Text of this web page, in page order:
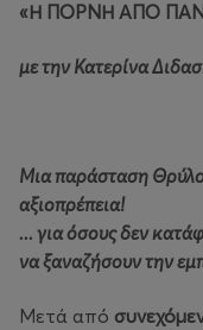
«Η ΠΟΡΝΗ ΑΠΟ
με την Κατερίνα
Μια παράσταση
αξιοπρέπεια!
... για όσους δεν
να ξαναζήσουν την
Μετά από